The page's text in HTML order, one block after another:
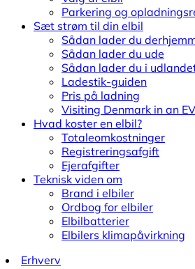
Parkering og
Sæt strøm til din elbil
Sådan lader du
Sådan lader du ude
Sådan lader du i
Ladestik-guiden
Pris på ladning
Visiting Denmark in an EV
Hvad koster en elbil?
Totaleomkostninger
Registreringsafgift
Ejerafgifter
Teknisk viden om
Brand i elbiler
Ordbog for elbiler
Elbilbatterier
Elbilers klimapåvirkning
Erhverv